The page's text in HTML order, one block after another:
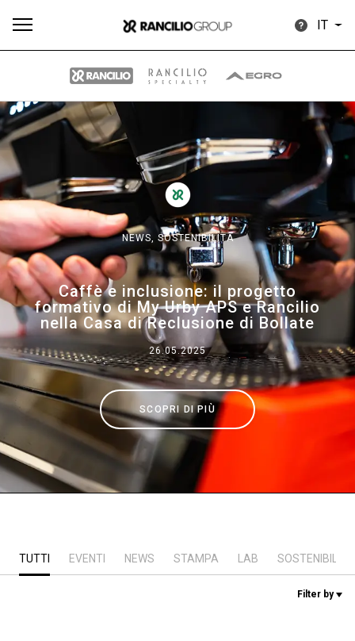
IT
NEWS, SOSTENIBILITÀ
Caffè e inclusione: il progetto
formativo di My Urby APS e Rancilio
nella Casa di Reclusione di Bollate
26.05.2025
SCOPRI DI PIÙ
TUTTI EVENTI NEWS STAMPA LAB SOSTENIBILITÀ
Filter by
Prodotti News Download Altro
Brand
Il gruppo
News
La nostra storia
I nostri Lab